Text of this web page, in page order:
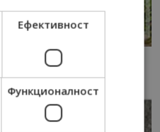
Ефективност
Функционалност